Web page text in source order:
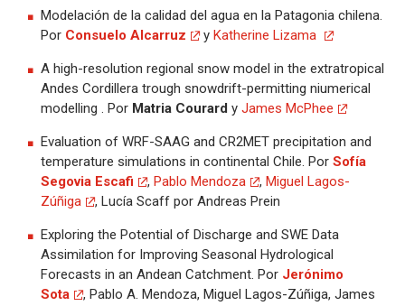
Modelación de la calidad del agua en la Patagonia chilena.
Por Consuelo Alcarruz y Katherine Lizama
A high-resolution regional snow model in the extratropical
Andes Cordillera trough snowdrift-permitting niumerical
modelling . Por Matria Courard y James McPhee
Evaluation of WRF-SAAG and CR2MET precipitation and
temperature simulations in continental Chile. Por Sofía
Segovia Escafi
, Pablo Mendoza , Miguel Lagos-
Zúñiga
, Lucía Scaff por Andreas Prein
Exploring the Potential of Discharge and SWE Data
Assimilation for Improving Seasonal Hydrological
Forecasts in an Andean Catchment. Por Jerónimo
Sota
, Pablo A. Mendoza, Miguel Lagos-Zúñiga, James